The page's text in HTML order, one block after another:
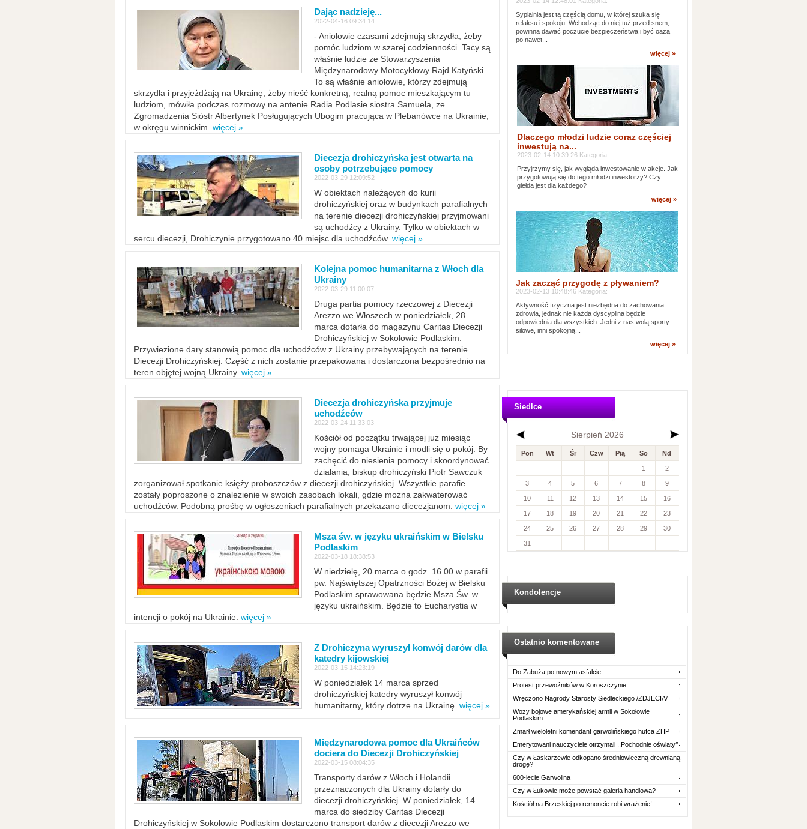
Dając nadzieję...
2022-04-16 09:34:14
- Aniołowie czasami zdejmują skrzydła, żeby
pomóc ludziom w szarej codzienności. Tacy są
właśnie ludzie ze Stowarzyszenia
Międzynarodowy Motocyklowy Rajd Katyński.
To są właśnie aniołowie, którzy zdejmują
skrzydła i przyjeżdżają na Ukrainę, żeby nieść konkretną, realną pomoc mieszkającym tu
ludziom, mówiła podczas rozmowy na antenie Radia Podlasie siostra Samuela, ze
Zgromadzenia Sióstr Albertynek Posługujących Ubogim pracująca w Plebanówce na Ukrainie,
w okręgu winnickim. więcej »
Diecezja drohiczyńska jest otwarta na
osoby potrzebujące pomocy
2022-03-29 12:09:52
W obiektach należących do kurii
drohiczyńskiej oraz w budynkach parafialnych
na terenie diecezji drohiczyńskiej przyjmowani
są uchodźcy z Ukrainy. Tylko w obiektach w
sercu diecezji, Drohiczynie przygotowano 40 miejsc dla uchodźców. więcej »
Kolejna pomoc humanitarna z Włoch dla
Ukrainy
2022-03-29 11:00:07
Druga partia pomocy rzeczowej z Diecezji
Arezzo we Włoszech w poniedziałek, 28
marca dotarła do magazynu Caritas Diecezji
Drohiczyńskiej w Sokołowie Podlaskim.
Przywiezione dary stanowią pomoc dla uchodźców z Ukrainy przebywających na terenie
Diecezji Drohiczyńskiej. Część z nich zostanie przepakowana i dostarczona bezpośrednio na
teren objętej wojną Ukrainy. więcej »
Diecezja drohiczyńska przyjmuje
uchodźców
2022-03-24 11:33:03
Kościół od początku trwającej już miesiąc
wojny pomaga Ukrainie i modli się o pokój. By
zachęcić do niesienia pomocy i skoordynować
działania, biskup drohiczyński Piotr Sawczuk
zorganizował spotkanie księży proboszczów z diecezji drohiczyńskiej. Wszystkie parafie
zostały poproszone o znalezienie w swoich zasobach lokali, gdzie można zakwaterować
uchodźców. Podobną prośbę w ogłoszeniach parafialnych przekazano diecezjanom. więcej »
Msza św. w języku ukraińskim w Bielsku
Podlaskim
2022-03-18 18:38:53
W niedzielę, 20 marca o godz. 16.00 w parafii
pw. Najświętszej Opatrzności Bożej w Bielsku
Podlaskim sprawowana będzie Msza Św. w
języku ukraińskim. Będzie to Eucharystia w
intencji o pokój na Ukrainie. więcej »
Z Drohiczyna wyruszył konwój darów dla
katedry kijowskiej
2022-03-15 14:23:19
W poniedziałek 14 marca sprzed
drohiczyńskiej katedry wyruszył konwój
humanitarny, który dotrze na Ukrainę. więcej »
Międzynarodowa pomoc dla Ukraińców
dociera do Diecezji Drohiczyńskiej
2022-03-15 08:04:35
Transporty darów z Włoch i Holandii
przeznaczonych dla Ukrainy dotarły do
diecezji drohiczyńskiej. W poniedziałek, 14
marca do siedziby Caritas Diecezji
Drohiczyńskiej w Sokołowie Podlaskim dostarczono transport darów z diecezji Arezzo we
Sypialnia jest tą częścią domu, w której szuka się
relaksu i spokoju. Wchodząc do niej tuż przed snem,
powinna dawać poczucie bezpieczeństwa i być oazą
po nawet...
więcej »
Dlaczego młodzi ludzie coraz częściej
inwestują na...
2023-02-14 10:39:26 Kategoria:
Przyjrzymy się, jak wygląda inwestowanie w akcje. Jak
przygotowują się do tego młodzi inwestorzy? Czy
giełda jest dla każdego?
więcej »
Jak zacząć przygodę z pływaniem?
2023-02-13 10:48:46 Kategoria:
Aktywność fizyczna jest niezbędna do zachowania
zdrowia, jednak nie każda dyscyplina będzie
odpowiednia dla wszystkich. Jedni z nas wolą sporty
siłowe, inni spokojną...
więcej »
Siedlce
Sierpień 2026
Pon Wt Śr Czw Pią So Nd
1 2
3 4 5 6 7 8 9
10 11 12 13 14 15 16
17 18 19 20 21 22 23
24 25 26 27 28 29 30
31
Kondolencje
Ostatnio komentowane
Do Zabuża po nowym asfalcie
Protest przewoźników w Koroszczynie
Wręczono Nagrody Starosty Siedleckiego /ZDJĘCIA/
Wozy bojowe amerykańskiej armii w Sokołowie
Podlaskim
Zmarł wieloletni komendant garwolińskiego hufca ZHP
Emerytowani nauczyciele otrzymali ,,Pochodnie oświaty’’
Czy w Łaskarzewie odkopano średniowieczną drewnianą
drogę?
600-lecie Garwolina
Czy w Łukowie może powstać galeria handlowa?
Kościół na Brzeskiej po remoncie robi wrażenie!